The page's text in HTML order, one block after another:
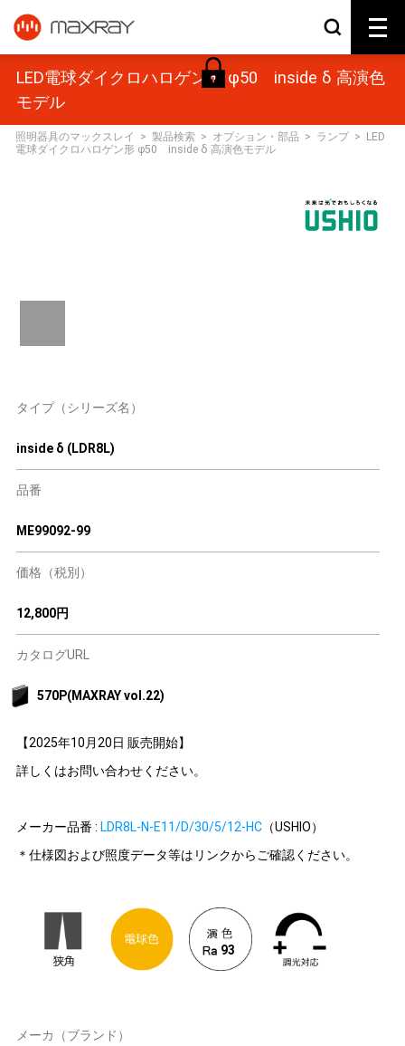
LED電球ダイクロハロゲン形 φ50 inside δ 高演色
モデル
照明器具のマックスレイ > 製品検索 > オプション・部品 > ランプ >
LED
電球ダイクロハロゲン形 φ50 inside δ 高演色モデル
タイプ（シリーズ名）
inside δ (LDR8L)
品番
ME99092-99
価格（税別）
12,800円
カタログURL
570P(MAXRAY vol.22)
【2025年10月20日 販売開始】
詳しくはお問い合わせください。
メーカー品番 : LDR8L-N-E11/D/30/5/12-HC（USHIO）
＊仕様図および照度データ等はリンクからご確認ください。
93
メーカ（ブランド）